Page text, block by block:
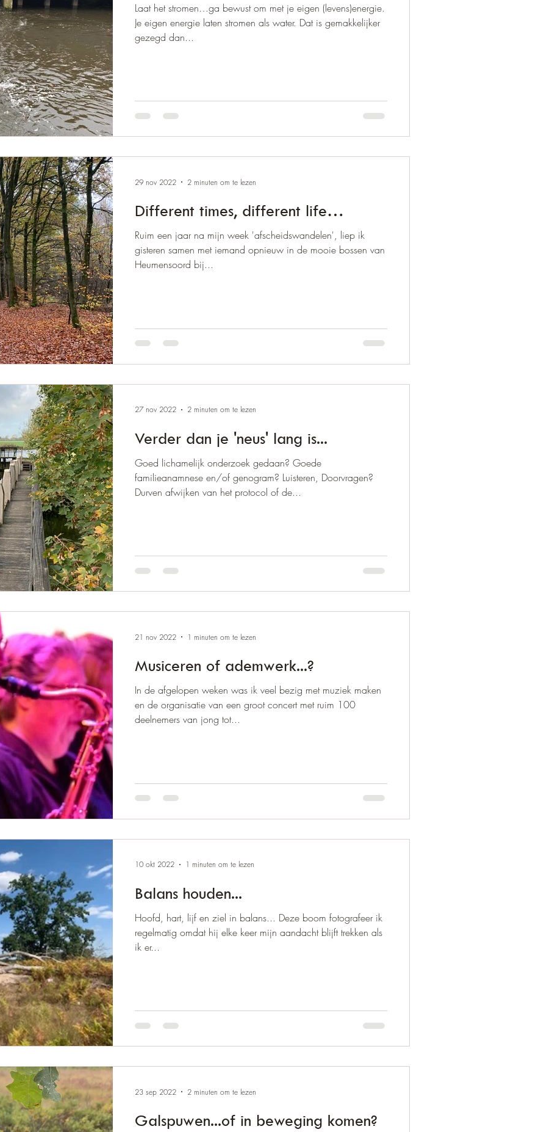
Laat het stromen…ga bewust om met je eigen (levens)energie.
Je eigen energie laten stromen als water. Dat is gemakkelijker
gezegd dan...
Different times, different life…
Ruim een jaar na mijn week 'afscheidswandelen', liep ik
gisteren samen met iemand opnieuw in de mooie bossen van
Heumensoord bij...
29 nov 2022 2 minuten om te lezen
Verder dan je 'neus' lang is...
Goed lichamelijk onderzoek gedaan? Goede
familieanamnese en/of genogram? Luisteren, Doorvragen?
Durven afwijken van het protocol of de...
27 nov 2022 2 minuten om te lezen
Musiceren of ademwerk...?
In de afgelopen weken was ik veel bezig met muziek maken
en de organisatie van een groot concert met ruim 100
deelnemers van jong tot...
21 nov 2022 1 minuten om te lezen
Balans houden...
Hoofd, hart, lijf en ziel in balans... Deze boom fotografeer ik
regelmatig omdat hij elke keer mijn aandacht blijft trekken als
ik er...
10 okt 2022 1 minuten om te lezen
Galspuwen...of in beweging komen?
23 sep 2022 2 minuten om te lezen